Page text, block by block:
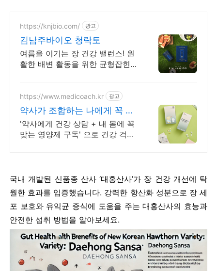
https://knjbio.com/ 광고
김남주바이오 청락토
여름을 이기는 장 건강 밸런스! 원
활한 배변 활동을 위한 균형잡힌
https://www.medicoach.kr 광고
약사가 조합하는 나에게 꼭 맞
는 맞춤형 영양제.
'약사에게 건강 상담 + 내 몸에 꼭
맞는 영양제 구독' 으로 건강 걱정
국내 개발된 신품종 산사 ‘대홍산사’가 장 건강 개선에 탁
월한 효과를 입증했습니다. 강력한 항산화 성분으로 장 세
포 보호와 유익균 증식에 도움을 주는 대홍산사의 효능과
안전한 섭취 방법을 알아보세요.